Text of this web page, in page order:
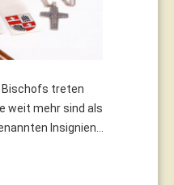
treten
weit mehr sind als
Insignien...